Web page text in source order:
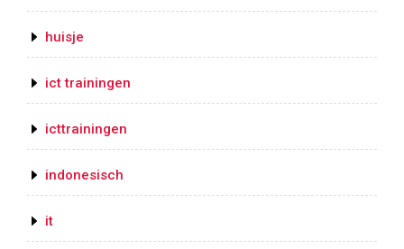
huisje
ict trainingen
icttrainingen
indonesisch
it